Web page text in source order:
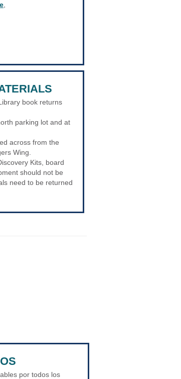
book returns
parking lot and at
across from the
Wing.
Kits, board
should not be
need to be returned
por todos los